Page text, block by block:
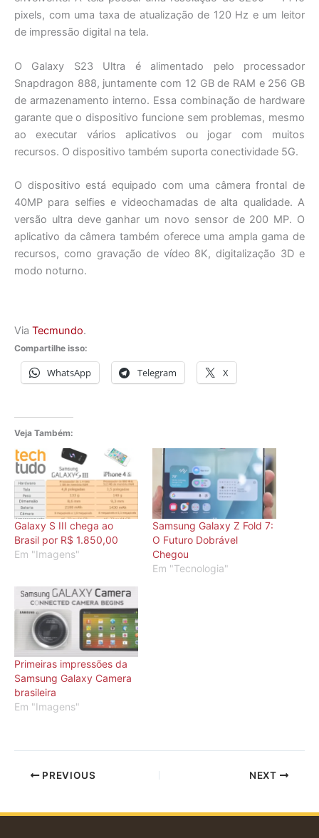
pixels, com uma taxa de atualização de 120 Hz e um leitor
de impressão digital na tela.
O Galaxy S23 Ultra é alimentado pelo processador
Snapdragon 888, juntamente com 12 GB de RAM e 256 GB
de armazenamento interno. Essa combinação de hardware
garante que o dispositivo funcione sem problemas, mesmo
ao executar vários aplicativos ou jogar com muitos
recursos. O dispositivo também suporta conectividade 5G.
O dispositivo está equipado com uma câmera frontal de
40MP para selfies e videochamadas de alta qualidade. A
versão ultra deve ganhar um novo sensor de 200 MP. O
aplicativo da câmera também oferece uma ampla gama de
recursos, como gravação de vídeo 8K, digitalização 3D e
modo noturno.
Via Tecmundo.
Compartilhe isso:
WhatsApp Telegram X
Veja Também:
Galaxy S III chega ao
Brasil por R$ 1.850,00
Em "Imagens"
Samsung Galaxy Z Fold 7:
O Futuro Dobrável
Chegou
Em "Tecnologia"
Primeiras impressões da
Samsung Galaxy Camera
brasileira
Em "Imagens"
PREVIOUS NEXT